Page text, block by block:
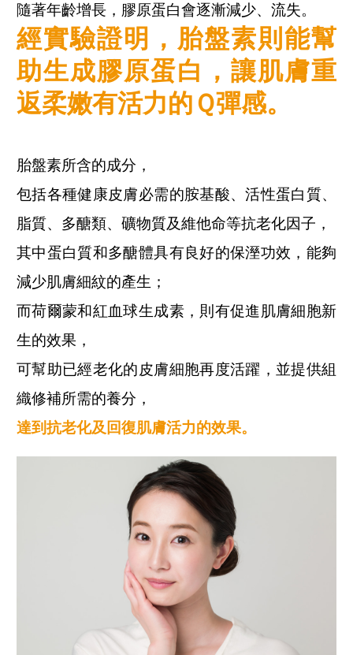
隨著年齡增長，膠原蛋白會逐漸減少、流失。
經實驗證明，胎盤素則能幫
助生成膠原蛋白，讓肌膚重
返柔嫩有活力的Ｑ彈感。
胎盤素所含的成分，
包括各種健康皮膚必需的胺基酸、活性蛋白質、
脂質、多醣類、礦物質及維他命等抗老化因子，
其中蛋白質和多醣體具有良好的保溼功效，能夠
減少肌膚細紋的產生；
而荷爾蒙和紅血球生成素，則有促進肌膚細胞新
生的效果，
可幫助已經老化的皮膚細胞再度活躍，並提供組
織修補所需的養分，
達到抗老化及回復肌膚活力的效果。